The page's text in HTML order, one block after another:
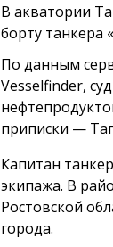
В акватории
борту танкера
По данным
Vesselfinder,
приписки —
Капитан
экипажа. В
Ростовской
города.